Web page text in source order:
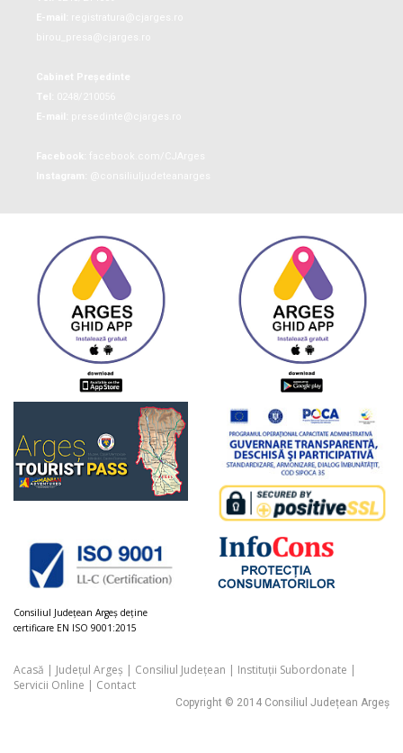
Consiliul Judeţean Argeș deţine
certificare EN ISO 9001:2015
Acasă | Județul Argeș | Consiliul Județean | Instituții Subordonate |
Servicii Online | Contact
Copyright © 2014 Consiliul Județean Argeș